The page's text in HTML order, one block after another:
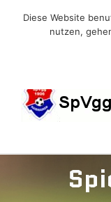
E-
Diese Website
nutzen,